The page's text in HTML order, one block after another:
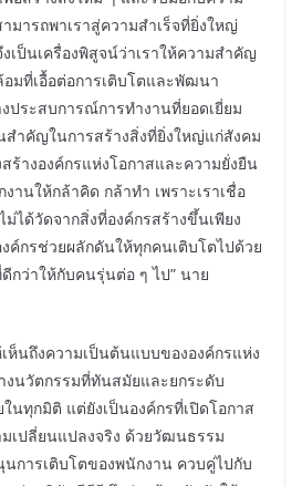
ารถพาเราสู่ความสำเร็จที่ยิ่งใหญ่
เป็นเครื่องพิสูจน์ว่าเราให้ความสำคัญ
มที่เอื้อต่อการเติบโตและพัฒนา
ประสบการณ์การทำงานที่ยอดเยี่ยม
ำคัญในการสร้างสิ่งที่ยิ่งใหญ่แก่สังคม
ร้างองค์กรแห่งโอกาสและความยั่งยืน
านให้กล้าคิด กล้าทำ เพราะเราเชื่อ
ม่ได้วัดจากสิ่งที่องค์กรสร้างขึ้นเพียง
ค์กรช่วยผลักดันให้ทุกคนเติบโตไปด้วย
กว่าให้กับคนรุ่นต่อ ๆ ไป” นาย
ห็นถึงความเป็นต้นแบบขององค์กรแห่ง
งนวัตกรรมที่ทันสมัยและยกระดับ
ทุกมิติ แต่ยังเป็นองค์กรที่เปิดโอกาส
เปลี่ยนแปลงจริง ด้วยวัฒนธรรม
การเติบโตของพนักงาน ควบคู่ไปกับ